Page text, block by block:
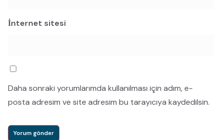
İnternet sitesi
Daha sonraki yorumlarımda kullanılması için adım, e-
posta adresim ve site adresim bu tarayıcıya kaydedilsin.